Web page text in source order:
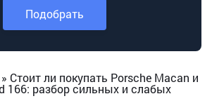
Подобрать
» Стоит ли покупать Porsche Macan и
166: разбор сильных и слабых